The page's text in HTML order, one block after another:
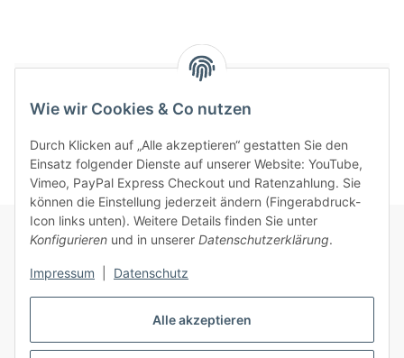
Alle akzeptieren
Wie wir Cookies & Co nutzen
Durch Klicken auf „Alle akzeptieren“ gestatten Sie den
Einsatz folgender Dienste auf unserer Website: YouTube,
Vimeo, PayPal Express Checkout und Ratenzahlung. Sie
können die Einstellung jederzeit ändern (Fingerabdruck-
Icon links unten). Weitere Details finden Sie unter
Konfigurieren und in unserer Datenschutzerklärung.
Impressum Datenschutz
Informationen
Gesetzliche Informationen